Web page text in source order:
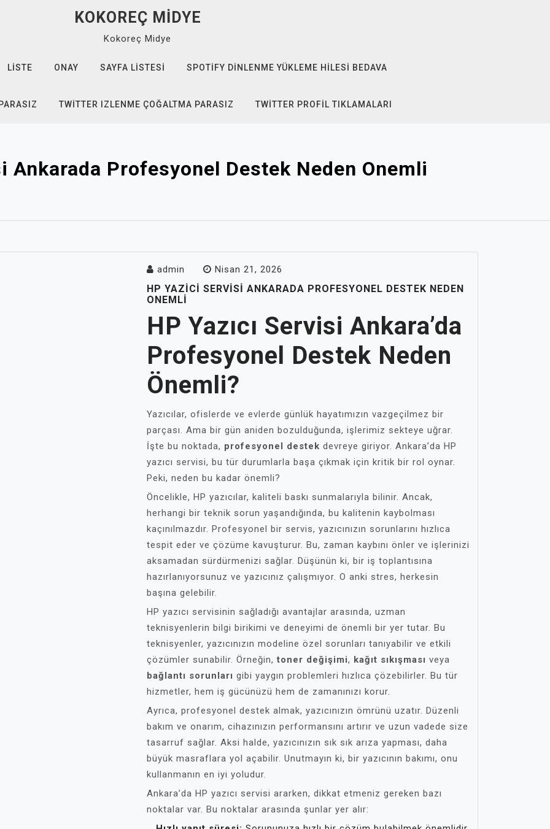
KOKOREÇ MIDYE
Kokoreç Midye
LISTE ONAY SAYFA LISTESI SPOTIFY DINLENME YÜKLEME HILESI BEDAVA
TWITTER IZLENME ÇOĞALTMA PARASIZ TWITTER PROFIL TIKLAMALARI
Ankarada Profesyonel Destek Neden Onemli
admin Nisan 21, 2026
HP YAZICI SERVISI ANKARADA PROFESYONEL DESTEK NEDEN
ONEMLI
HP Yazıcı Servisi Ankara’da
Profesyonel Destek Neden
Önemli?
Yazıcılar, ofislerde ve evlerde günlük hayatımızın vazgeçilmez bir
parçası. Ama bir gün aniden bozulduğunda, işlerimiz sekteye uğrar.
İşte bu noktada, profesyonel destek devreye giriyor. Ankara’da HP
yazıcı servisi, bu tür durumlarla başa çıkmak için kritik bir rol oynar.
Peki, neden bu kadar önemli?
Öncelikle, HP yazıcılar, kaliteli baskı sunmalarıyla bilinir. Ancak,
herhangi bir teknik sorun yaşandığında, bu kalitenin kaybolması
kaçınılmazdır. Profesyonel bir servis, yazıcınızın sorunlarını hızlıca
tespit eder ve çözüme kavuşturur. Bu, zaman kaybını önler ve işlerinizi
aksamadan sürdürmenizi sağlar. Düşünün ki, bir iş toplantısına
hazırlanıyorsunuz ve yazıcınız çalışmıyor. O anki stres, herkesin
başına gelebilir.
HP yazıcı servisinin sağladığı avantajlar arasında, uzman
teknisyenlerin bilgi birikimi ve deneyimi de önemli bir yer tutar. Bu
teknisyenler, yazıcınızın modeline özel sorunları tanıyabilir ve etkili
çözümler sunabilir. Örneğin,toner değişimi, kağıt sıkışması veya
bağlantı sorunları gibi yaygın problemleri hızlıca çözebilirler. Bu tür
hizmetler, hem iş gücünüzü hem de zamanınızı korur.
Ayrıca, profesyonel destek almak, yazıcınızın ömrünü uzatır. Düzenli
bakım ve onarım, cihazınızın performansını artırır ve uzun vadede size
tasarruf sağlar. Aksi halde, yazıcınızın sık sık arıza yapması, daha
büyük masraflara yol açabilir. Unutmayın ki, bir yazıcının bakımı, onu
kullanmanın en iyi yoludur.
Ankara’da HP yazıcı servisi ararken, dikkat etmeniz gereken bazı
noktalar var. Bu noktalar arasında şunlar yer alır: